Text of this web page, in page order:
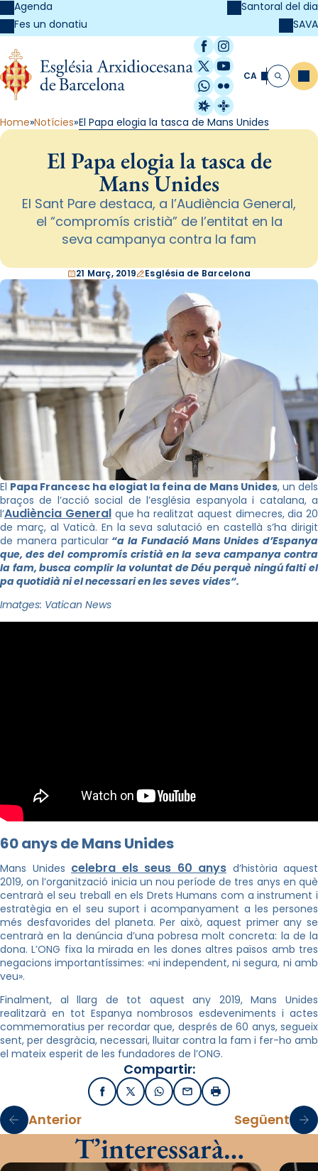
Agenda
Fes un donatiu
Santoral del dia
SAVA
Facebook
Instagram
X / Twitter
YouTube
WhatsApp
Flickr
Radio Estel
Catalunya
CA Cerca
Home Notícies El Papa elogia la tasca de Mans Unides
El Papa elogia la tasca de
Mans Unides
El Sant Pare destaca, a l’Audiència General,
el “compromís cristià” de l’entitat en la
seva campanya contra la fam
21 Març, 2019 Església de Barcelona
El Papa Francesc ha elogiat la feina de Mans Unides, un dels
braços de l’acció social de l’església espanyola i catalana, a
l’Audiència Generalque ha realitzat aquest dimecres, dia 20
de març, al Vaticà. En la seva salutació en castellà s’ha dirigit
de manera particular“a la Fundació Mans Unides d’Espanya
que, des del compromís cristià en la seva campanya contra
la fam, busca complir la voluntat de Déu perquè ningú falti el
pa quotidià ni el necessari en les seves vides“.
Imatges: Vatican News
60 anys de Mans Unides
Mans Unides celebra els seus 60 anys d’història aquest
2019, on l’organització inicia un nou període de tres anys en què
centrarà el seu treball en els Drets Humans com a instrument i
estratègia en el seu suport i acompanyament a les persones
més desfavorides del planeta. Per això, aquest primer any se
centrarà en la denúncia d’una pobresa molt concreta: la de la
dona. L’ONG fixa la mirada en les dones altres països amb tres
negacions importantíssimes: «ni independent, ni segura, ni amb
veu».
Finalment, al llarg de tot aquest any 2019, Mans Unides
realitzarà en tot Espanya nombrosos esdeveniments i actes
commemoratius per recordar que, després de 60 anys, segueix
sent, per desgràcia, necessari, lluitar contra la fam i fer-ho amb
el mateix esperit de les fundadores de l’ONG.
Compartir:
FacebookX / TwitterWhatsApp
EmailImprimir
Anterior Següent
T’interessarà…